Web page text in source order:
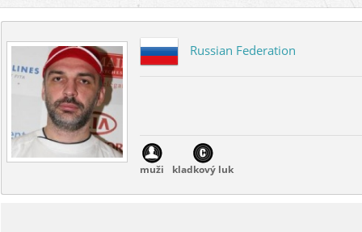
Russian Federation
muži kladkový luk